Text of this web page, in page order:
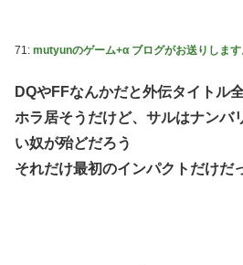
71: mutyunのゲーム+α ブログがお送りします
DQやFFなんかだと外伝タイトル
ホラ居そうだけど、サルはナンバ
い奴が殆どだろう
それだけ最初のインパクトだけだ